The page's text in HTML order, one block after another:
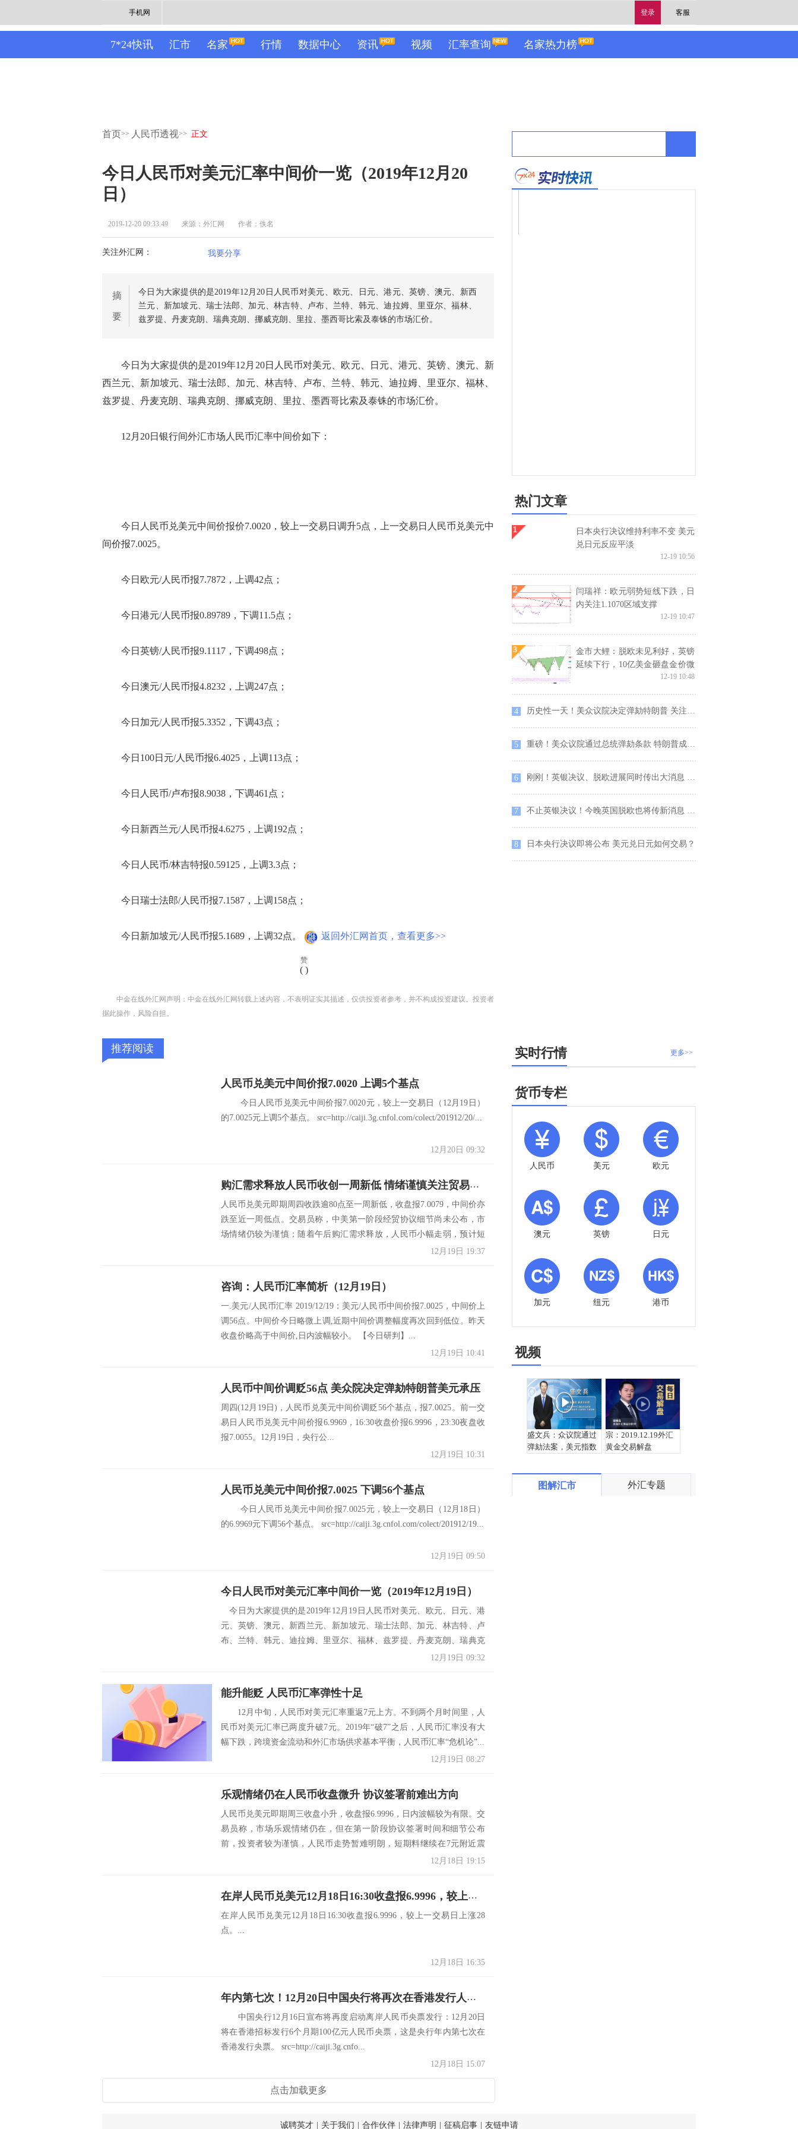
登录 客服
手机网
7*24快讯 汇市 名家 行情 数据中心 资讯 视频 汇率查询 名家热力榜
首页>> 人民币透视>> 正文
今日人民币对美元汇率中间价一览（2019年12月20
日）
2019-12-20 09:33:49 来源：外汇网 作者：佚名
关注外汇网： 我要分享
摘
要
今日为大家提供的是2019年12月20日人民币对美元、欧元、日元、港元、英镑、澳元、新西
兰元、新加坡元、瑞士法郎、加元、林吉特、卢布、兰特、韩元、迪拉姆、里亚尔、福林、
兹罗提、丹麦克朗、瑞典克朗、挪威克朗、里拉、墨西哥比索及泰铢的市场汇价。
今日为大家提供的是2019年12月20日人民币对美元、欧元、日元、港元、英镑、澳元、新
西兰元、新加坡元、瑞士法郎、加元、林吉特、卢布、兰特、韩元、迪拉姆、里亚尔、福林、
兹罗提、丹麦克朗、瑞典克朗、挪威克朗、里拉、墨西哥比索及泰铢的市场汇价。
12月20日银行间外汇市场人民币汇率中间价如下：
今日人民币兑美元中间价报价7.0020，较上一交易日调升5点，上一交易日人民币兑美元中
间价报7.0025。
今日欧元/人民币报7.7872，上调42点；
今日港元/人民币报0.89789，下调11.5点；
今日英镑/人民币报9.1117，下调498点；
今日澳元/人民币报4.8232，上调247点；
今日加元/人民币报5.3352，下调43点；
今日100日元/人民币报6.4025，上调113点；
今日人民币/卢布报8.9038，下调461点；
今日新西兰元/人民币报4.6275，上调192点；
今日人民币/林吉特报0.59125，上调3.3点；
今日瑞士法郎/人民币报7.1587，上调158点；
今日新加坡元/人民币报5.1689，上调32点。 返回外汇网首页，查看更多>>
赞
( )
中金在线外汇网声明：中金在线外汇网转载上述内容，不表明证实其描述，仅供投资者参考，并不构成投资建议。投资者
据此操作，风险自担。
推荐阅读
人民币兑美元中间价报7.0020 上调5个基点
今日人民币兑美元中间价报7.0020元，较上一交易日（12月19日）
的7.0025元上调5个基点。 src=http://caiji.3g.cnfol.com/colect/201912/20/...
12月20日 09:32
购汇需求释放人民币收创一周新低 情绪谨慎关注贸易协议细节
人民币兑美元即期周四收跌逾80点至一周新低，收盘报7.0079，中间价亦
跌至近一周低点。交易员称，中美第一阶段经贸协议细节尚未公布，市
场情绪仍较为谨慎；随着午后购汇需求释放，人民币小幅走弱，预计短
12月19日 19:37
咨询：人民币汇率简析（12月19日）
一.美元/人民币汇率 2019/12/19：美元/人民币中间价报7.0025，中间价上
调56点。中间价今日略微上调,近期中间价调整幅度再次回到低位。昨天
收盘价略高于中间价,日内波幅较小。 【今日研判】...
12月19日 10:41
人民币中间价调贬56点 美众院决定弹劾特朗普美元承压
周四(12月19日)，人民币兑美元中间价调贬56个基点，报7.0025。前一交
易日人民币兑美元中间价报6.9969，16:30收盘价报6.9996，23:30夜盘收
报7.0055。12月19日，央行公...
12月19日 10:31
人民币兑美元中间价报7.0025 下调56个基点
今日人民币兑美元中间价报7.0025元，较上一交易日（12月18日）
的6.9969元下调56个基点。 src=http://caiji.3g.cnfol.com/colect/201912/19...
12月19日 09:50
今日人民币对美元汇率中间价一览（2019年12月19日）
今日为大家提供的是2019年12月19日人民币对美元、欧元、日元、港
元、英镑、澳元、新西兰元、新加坡元、瑞士法郎、加元、林吉特、卢
布、兰特、韩元、迪拉姆、里亚尔、福林、兹罗提、丹麦克朗、瑞典克
12月19日 09:32
能升能贬 人民币汇率弹性十足
12月中旬，人民币对美元汇率重返7元上方。不到两个月时间里，人
民币对美元汇率已两度升破7元。2019年“破7”之后，人民币汇率没有大
幅下跌，跨境资金流动和外汇市场供求基本平衡，人民币汇率“危机论”...
12月19日 08:27
乐观情绪仍在人民币收盘微升 协议签署前难出方向
人民币兑美元即期周三收盘小升，收盘报6.9996，日内波幅较为有限。交
易员称，市场乐观情绪仍在，但在第一阶段协议签署时间和细节公布
前，投资者较为谨慎，人民币走势暂难明朗，短期料继续在7元附近震
12月18日 19:15
在岸人民币兑美元12月18日16:30收盘报6.9996，较上一交易日上涨28点
在岸人民币兑美元12月18日16:30收盘报6.9996，较上一交易日上涨28
点。...
12月18日 16:35
年内第七次！12月20日中国央行将再次在香港发行人民币央票 意在稳定人民币汇率
中国央行12月16日宣布将再度启动离岸人民币央票发行：12月20日
将在香港招标发行6个月期100亿元人民币央票，这是央行年内第七次在
香港发行央票。 src=http://caiji.3g.cnfo...
12月18日 15:07
点击加载更多
热门文章
日本央行决议维持利率不变 美元
兑日元反应平淡
12-19 10:56
闫瑞祥：欧元弱势短线下跌，日
内关注1.1070区域支撑
12-19 10:47
金市大鲤：脱欧未见利好，英镑
延续下行，10亿美金砸盘金价微
12-19 10:48
4 历史性一天！美众议院决定弹劾特朗普 关注参院大佬讲话 外汇市场操作建议
5 重磅！美众议院通过总统弹劾条款 特朗普成史上第三位遭弹劾总统
6 刚刚！英银决议、脱欧进展同时传出大消息 英镑兑美元短线收复1.31关口
7 不止英银决议！今晚英国脱欧也将传新消息 欧元、英镑、澳元走势分析
8 日本央行决议即将公布 美元兑日元如何交易？
更多>>
实时行情
货币专栏
人民币 美元 欧元
澳元 英镑 日元
加元 纽元 港币
视频
盛文兵：众议院通过
弹劾法案，美元指数
宗：2019.12.19外汇
黄金交易解盘
图解汇市 外汇专题
诚聘英才 关于我们 合作伙伴 法律声明 征稿启事 友链申请